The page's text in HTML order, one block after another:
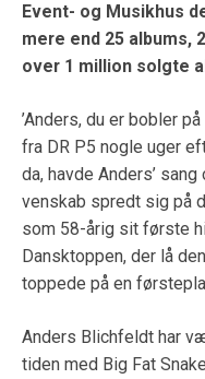
Event- og Musikhus
mere end 25 albums,
over 1 million solgte
’Anders, du er bobler
fra DR P5 nogle uger
da, havde Anders’
venskab spredt sig på
som 58-årig sit første
Dansktoppen, der lå
toppede på en
Anders Blichfeldt har
tiden med Big Fat